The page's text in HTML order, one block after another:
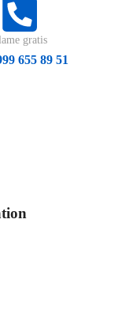
gratis
655 89 51